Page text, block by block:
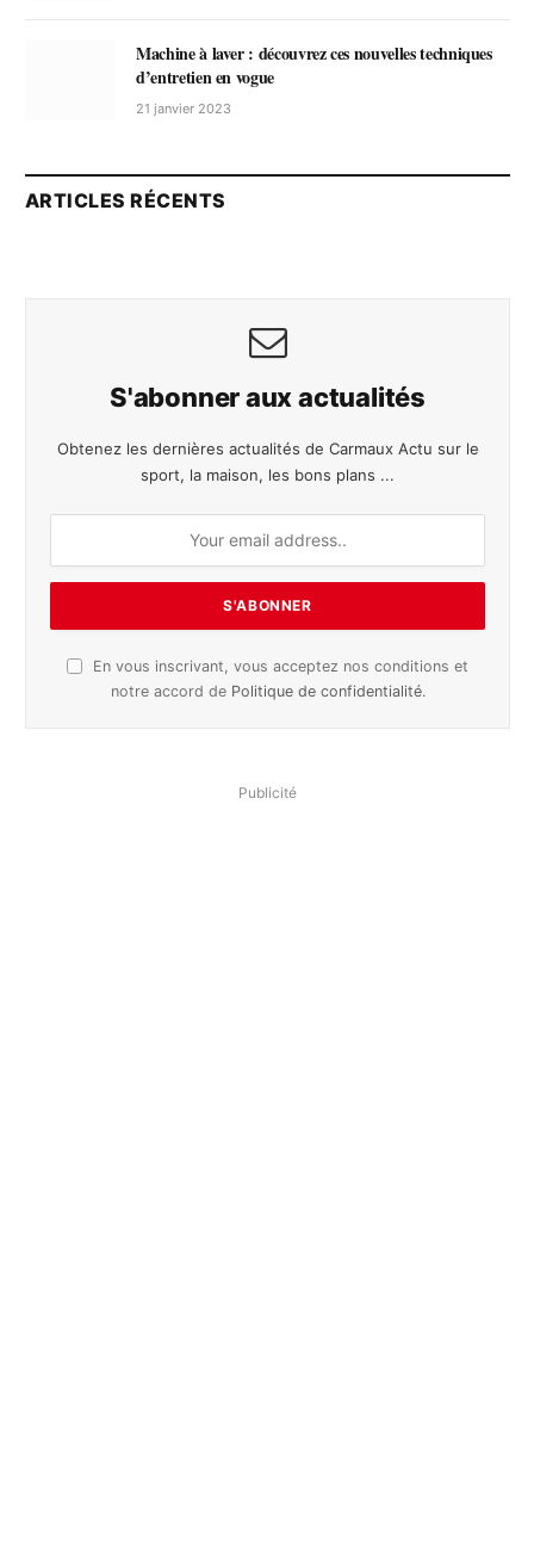
Machine à laver : découvrez ces nouvelles techniques
d’entretien en vogue
21 janvier 2023
ARTICLES RÉCENTS
S'abonner aux actualités
Obtenez les dernières actualités de Carmaux Actu sur le
sport, la maison, les bons plans ...
En vous inscrivant, vous acceptez nos conditions et
notre accord de Politique de confidentialité.
Publicité